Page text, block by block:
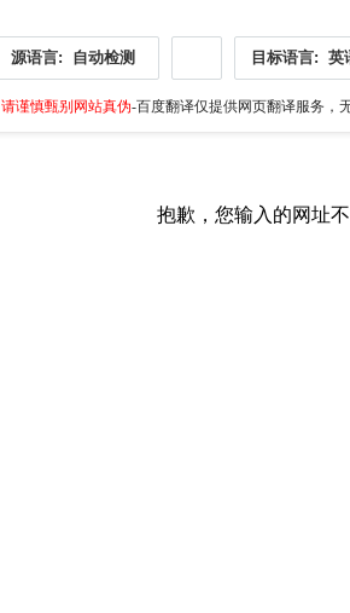
源语言: 自动检测 目标语言: 英
请谨慎甄别网站真伪-百度翻译仅提供网页翻译服务，